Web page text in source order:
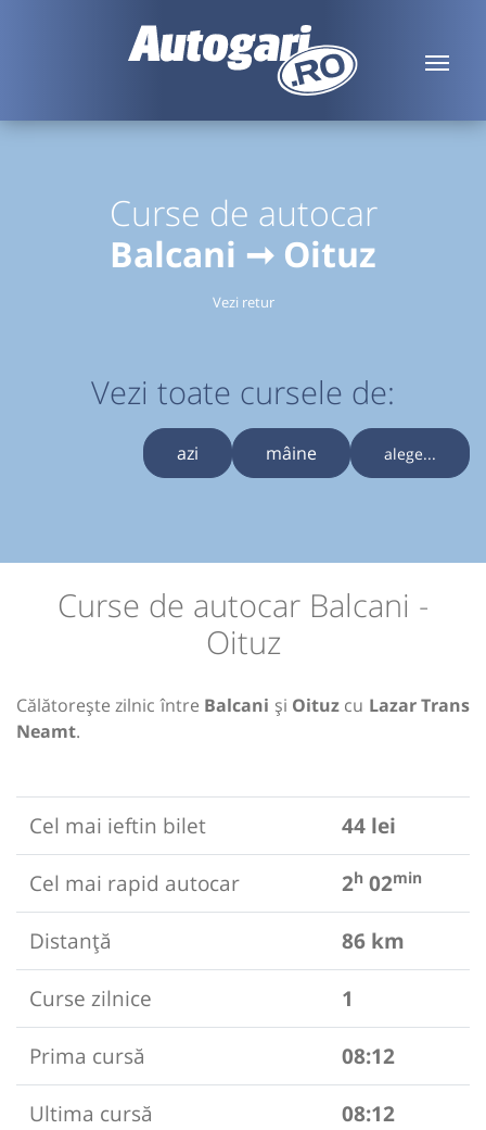
Curse de autocar
Balcani ➞ Oituz
Vezi retur
Vezi toate cursele de:
azi mâine alege...
Curse de autocar Balcani -
Oituz
Călătorește zilnic între Balcani și Oituzcu Lazar Trans
Neamt.
Cel mai ieftin bilet
44 lei
Cel mai rapid autocar
2h 02min
Distanță
86 km
Curse zilnice
1
Prima cursă
08:12
Ultima cursă
08:12